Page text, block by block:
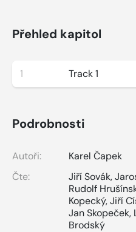
Přehled kapitol
1 Track 1
Podrobnosti
Autoři:
Karel Čapek
Čte:
Jiří Sovák,
Rudolf
Kopecký,Jiří
Jan Skopeček,
Brodský